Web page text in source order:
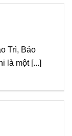
Trì, Bảo
là một [...]